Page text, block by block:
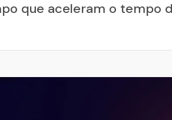
que aceleram o tempo